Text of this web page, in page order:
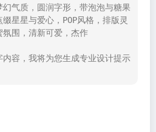
气质，圆润字形，带泡泡与糖果
星星与爱心，POP风格，排版灵
围，清新可爱，杰作
容，我将为您生成专业设计提示